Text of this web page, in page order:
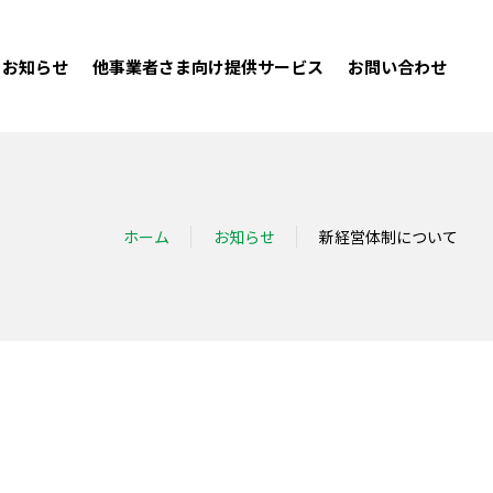
お知らせ 他事業者さま向け提供サービス お問い合わせ
ホーム お知らせ 新経営体制について